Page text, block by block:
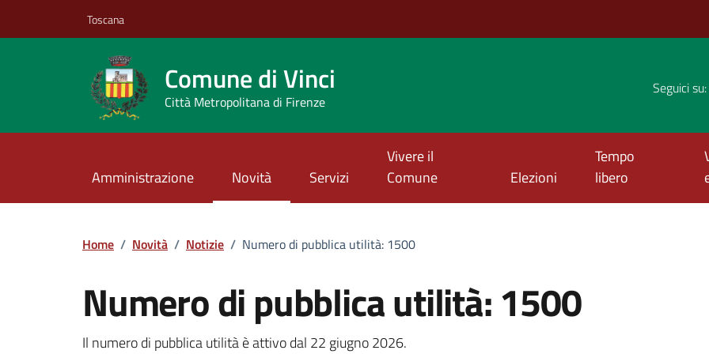
Toscana
Comune di Vinci
Città Metropolitana di Firenze
Seguici su:
Amministrazione Novità Servizi
Vivere il
Comune
Elezioni
Tempo
libero
Home / Novità / Notizie / Numero di pubblica utilità: 1500
Numero di pubblica utilità: 1500:
Il numero di pubblica utilità è attivo dal 22 giugno 2026.